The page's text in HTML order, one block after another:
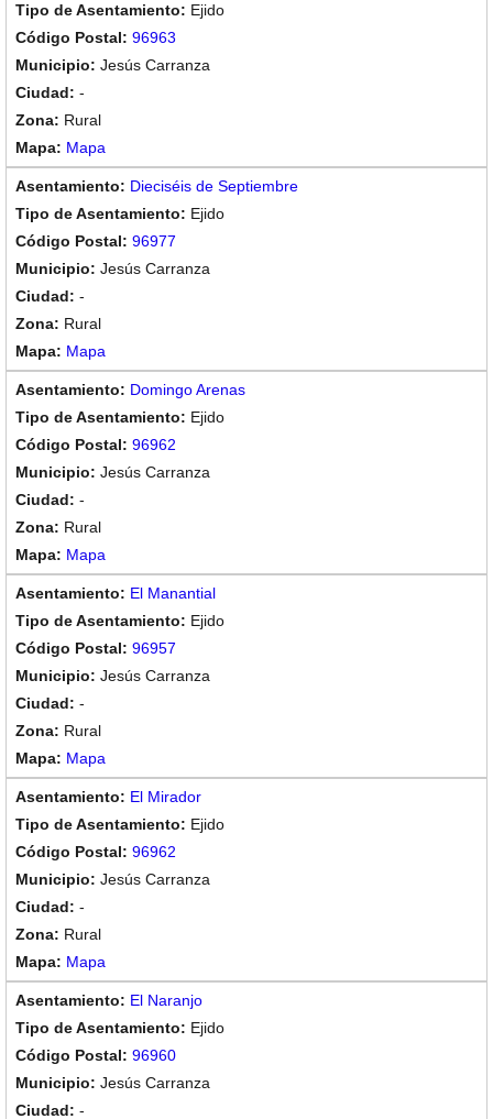
Ejido
96963
Jesús Carranza
-
Rural
Mapa
Dieciséis de Septiembre
Ejido
96977
Jesús Carranza
-
Rural
Mapa
Domingo Arenas
Ejido
96962
Jesús Carranza
-
Rural
Mapa
El Manantial
Ejido
96957
Jesús Carranza
-
Rural
Mapa
El Mirador
Ejido
96962
Jesús Carranza
-
Rural
Mapa
El Naranjo
Ejido
96960
Jesús Carranza
-